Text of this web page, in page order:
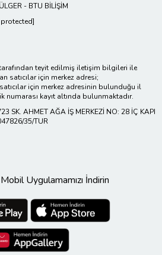
- BTU BİLİŞİM
tarafından teyit edilmiş iletişim bilgileri ile
satıcılar için merkez adresi;
için merkez adresinin bulunduğu il
kayıt altında bulunmaktadır.
SK. AHMET AĞA İŞ MERKEZİ NO: 28 İÇ KAPI
35/TUR
Uygulamamızı İndirin